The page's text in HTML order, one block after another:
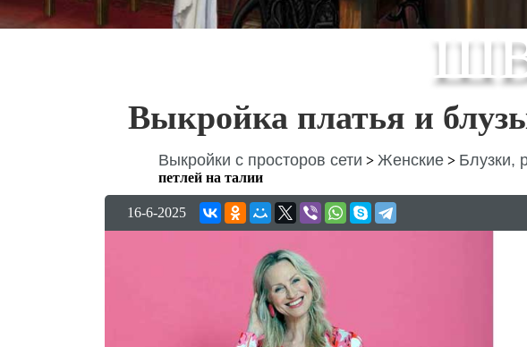
Выкройка платья и
Выкройки с просторов сети > Женские > Блузки,
петлей на талии
16-6-2025